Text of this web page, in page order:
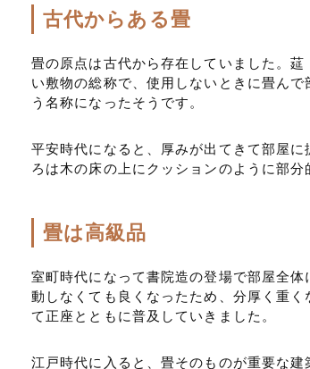
古代からある畳
畳の原点は古代から存在していました。
い敷物の総称で、使用しないときに畳ん
う名称になったそうです。
平安時代になると、厚みが出てきて部屋
ろは木の床の上にクッションのように部分
畳は高級品
室町時代になって書院造の登場で部屋全
動しなくても良くなったため、分厚く重
て正座とともに普及していきました。
江戸時代に入ると、畳そのものが重要な